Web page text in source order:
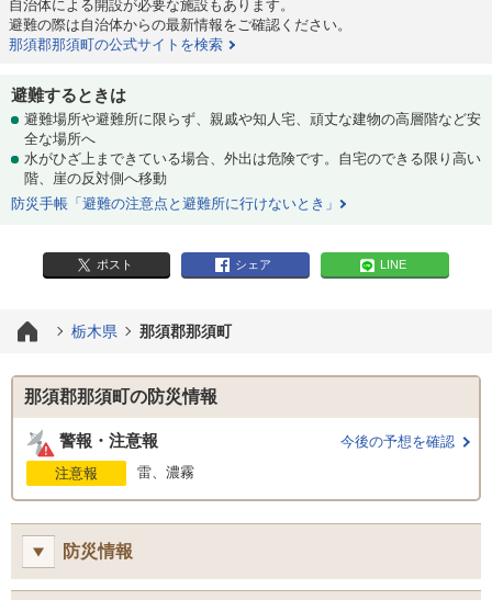
自治体による開設が必要な施設もあります。
避難の際は自治体からの最新情報をご確認ください。
那須郡那須町の公式サイトを検索
避難するときは
避難場所や避難所に限らず、親戚や知人宅、頑丈な建物の高層階など安
全な場所へ
水がひざ上まできている場合、外出は危険です。自宅のできる限り高い
階、崖の反対側へ移動
防災手帳「避難の注意点と避難所に行けないとき」
ポスト シェア LINE
栃木県 那須郡那須町
那須郡那須町の防災情報
警報・注意報
今後の予想を確認
注意報
雷、濃霧
防災情報